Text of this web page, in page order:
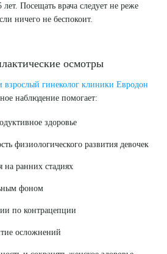
лет. Посещать врача следует не реже
ничего не беспокоит.
осмотры
взрослый гинеколог клиники Евродон
наблюдение помогает:
здоровье
физиологического развития девочек
на ранних стадиях
фоном
по контрацепции
осложнений